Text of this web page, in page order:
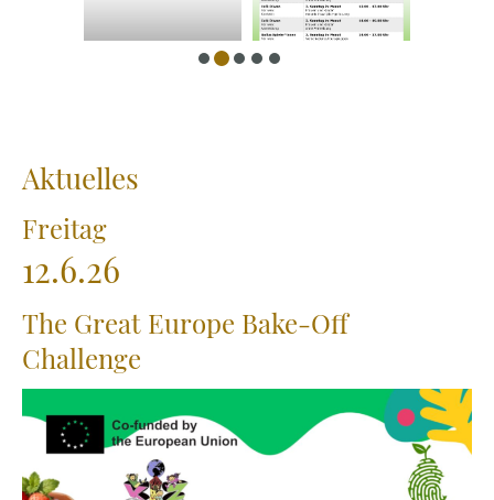
Freitag
12.6.26
The Great Europe Bake-Off
Challenge
Aktuelles